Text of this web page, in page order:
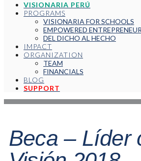
VISIONARIA PERÚ
PROGRAMS
VISIONARIA FOR SCHOOLS
EMPOWERED
DEL DICHO AL HECHO
IMPACT
ORGANIZATION
TEAM
FINANCIALS
BLOG
SUPPORT
Beca – Líder